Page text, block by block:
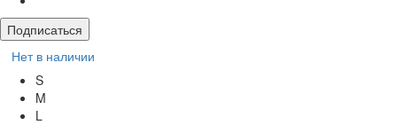
Подписаться
Нет в наличии
S
M
L